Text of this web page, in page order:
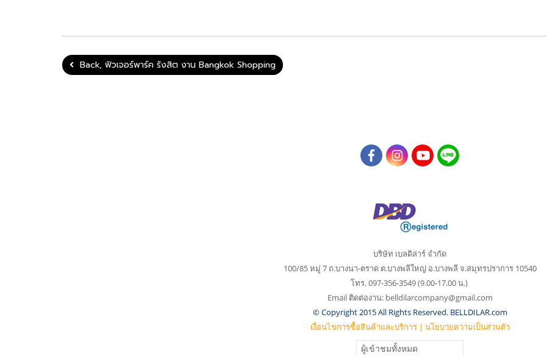
Back, ฟิวเจอร์พาร์ค รังสิต งาน Bangkok Shopping
บริษัท เบลดิล่าร์ จำกัด
100/85 หมู่ 7 ถ.บางนา-ตราด ต.บางพลีใหญ่ อ.บางพลี จ.สมุทรปราการ 10540
โทร. 097-356-3549 (9.00-17.00 น.)
Email ติดต่องาน: belldilarcompany@gmail.com
© Copyright 2015 All Rights Reserved. BELLDILAR.com
เงื่อนไขการซื้อสินค้าและบริการ| นโยบายความเป็นส่วนตัว
ผู้เข้าชมทั้งหมด